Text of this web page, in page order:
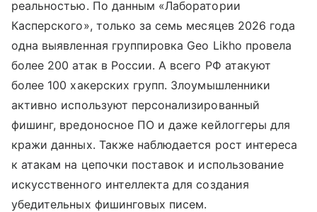
реальностью. По данным «Лаборатории
Касперского», только за семь месяцев 2026 года
одна выявленная группировка Geo Likho провела
более 200 атак в России. А всего РФ атакуют
более 100 хакерских групп. Злоумышленники
активно используют персонализированный
фишинг, вредоносное ПО и даже кейлоггеры для
кражи данных. Также наблюдается рост интереса
к атакам на цепочки поставок и использование
искусственного интеллекта для создания
убедительных фишинговых писем.